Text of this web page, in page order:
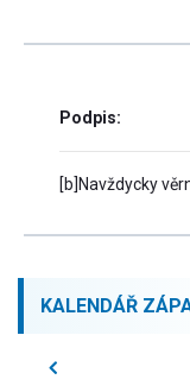
Podpis:
[b]Navždycky
KALENDÁŘ